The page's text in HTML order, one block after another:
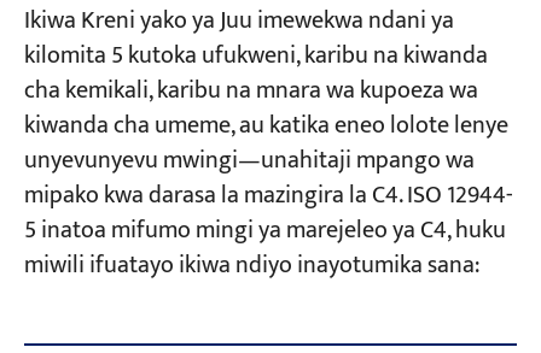
Ikiwa Kreni yako ya Juu imewekwa ndani ya
kilomita 5 kutoka ufukweni, karibu na kiwanda
cha kemikali, karibu na mnara wa kupoeza wa
kiwanda cha umeme, au katika eneo lolote lenye
unyevunyevu mwingi—unahitaji mpango wa
mipako kwa darasa la mazingira la C4. ISO 12944-
5 inatoa mifumo mingi ya marejeleo ya C4, huku
miwili ifuatayo ikiwa ndiyo inayotumika sana: